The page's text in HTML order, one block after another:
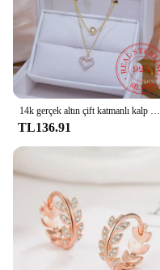
14k gerçek altın çift katmanlı kalp kolye parlayan Bling AAA zirkon kadın klavikula zinciri zarif Charm düğün kolye takı
TL136.91